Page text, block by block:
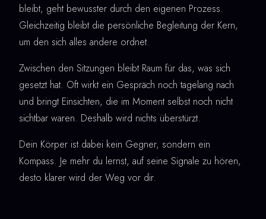
bleibt, geht bewusster durch den eigenen Prozess.
Gleichzeitig bleibt die persönliche Begleitung der Kern,
um den sich alles andere ordnet.
Zwischen den Sitzungen bleibt Raum für das, was sich
gesetzt hat. Oft wirkt ein Gespräch noch tagelang nach
und bringt Einsichten, die im Moment selbst noch nicht
sichtbar waren. Deshalb wird nichts überstürzt.
Dein Körper ist dabei kein Gegner, sondern ein
Kompass. Je mehr du lernst, auf seine Signale zu hören,
desto klarer wird der Weg vor dir.